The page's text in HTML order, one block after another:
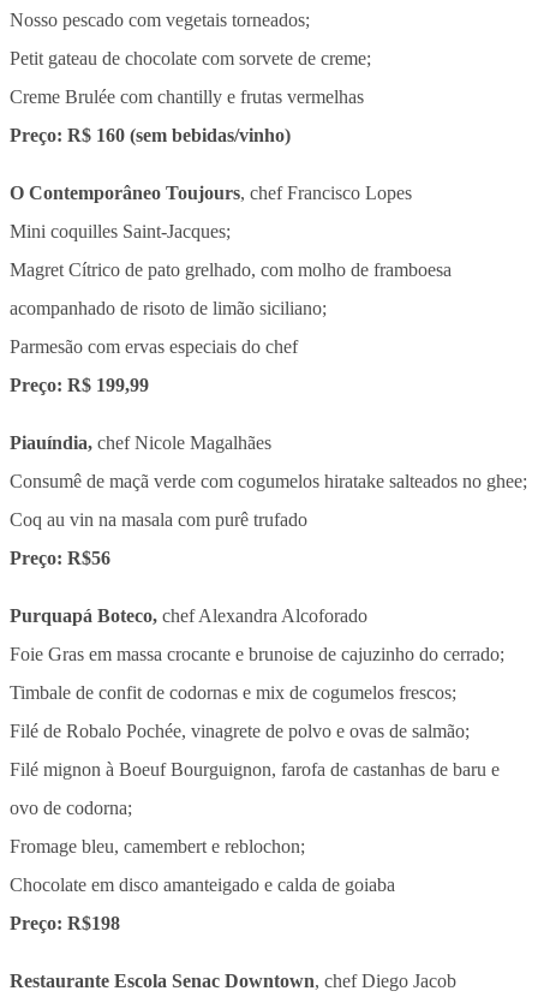
Nosso pescado com vegetais torneados;
Petit gateau de chocolate com sorvete de creme;
Creme Brulée com chantilly e frutas vermelhas
Preço: R$ 160 (sem bebidas/vinho)
O Contemporâneo Toujours, chef Francisco Lopes
Mini coquilles Saint-Jacques;
Magret Cítrico de pato grelhado, com molho de framboesa
acompanhado de risoto de limão siciliano;
Parmesão com ervas especiais do chef
Preço: R$ 199,99
Piauíndia, chef Nicole Magalhães
Consumê de maçã verde com cogumelos hiratake salteados no ghee;
Coq au vin na masala com purê trufado
Preço: R$56
Purquapá Boteco, chef Alexandra Alcoforado
Foie Gras em massa crocante e brunoise de cajuzinho do cerrado;
Timbale de confit de codornas e mix de cogumelos frescos;
Filé de Robalo Pochée, vinagrete de polvo e ovas de salmão;
Filé mignon à Boeuf Bourguignon, farofa de castanhas de baru e
ovo de codorna;
Fromage bleu, camembert e reblochon;
Chocolate em disco amanteigado e calda de goiaba
Preço: R$198
Restaurante Escola Senac Downtown, chef Diego Jacob